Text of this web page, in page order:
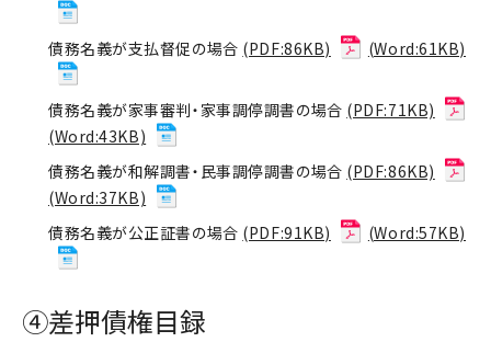
債務名義が支払督促の場合 (PDF:86KB) (Word:61KB)
債務名義が家事審判・家事調停調書の場合 (PDF:71KB)
(Word:43KB)
債務名義が和解調書・民事調停調書の場合 (PDF:86KB)
(Word:37KB)
債務名義が公正証書の場合 (PDF:91KB) (Word:57KB)
④差押債権目録